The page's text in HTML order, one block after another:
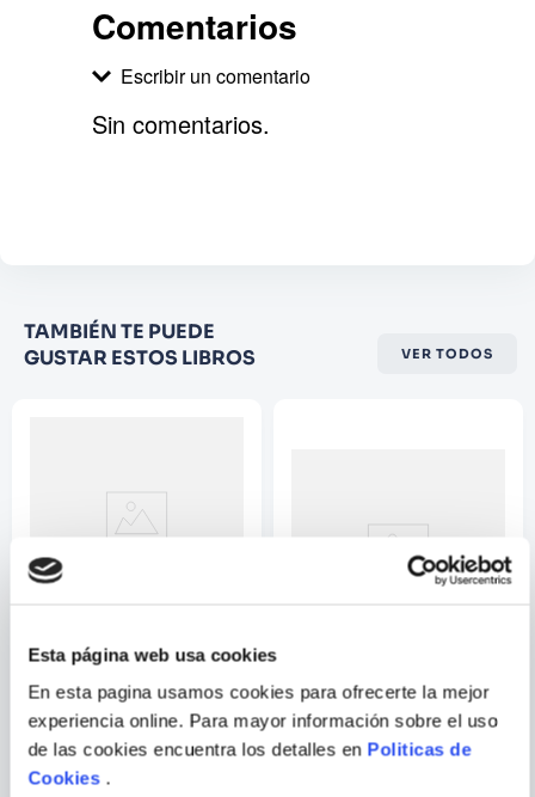
Esta página web usa cookies
En esta pagina usamos cookies para ofrecerte la mejor
experiencia online. Para mayor información sobre el uso
de las cookies encuentra los detalles en Politicas de
Cookies.
Comentarios
Escribir un comentario
Califique el producto de 1 a 5
estrellas
Correo electrónico
Sin comentarios.
TAMBIÉN TE PUEDE
GUSTAR ESTOS LIBROS
VER TODOS
VARIOS AUTORES
6 BOTONES FROZEN 2
TIGRE Y SUS CINCO
CACHORROS CON TITERE
DE DEDO